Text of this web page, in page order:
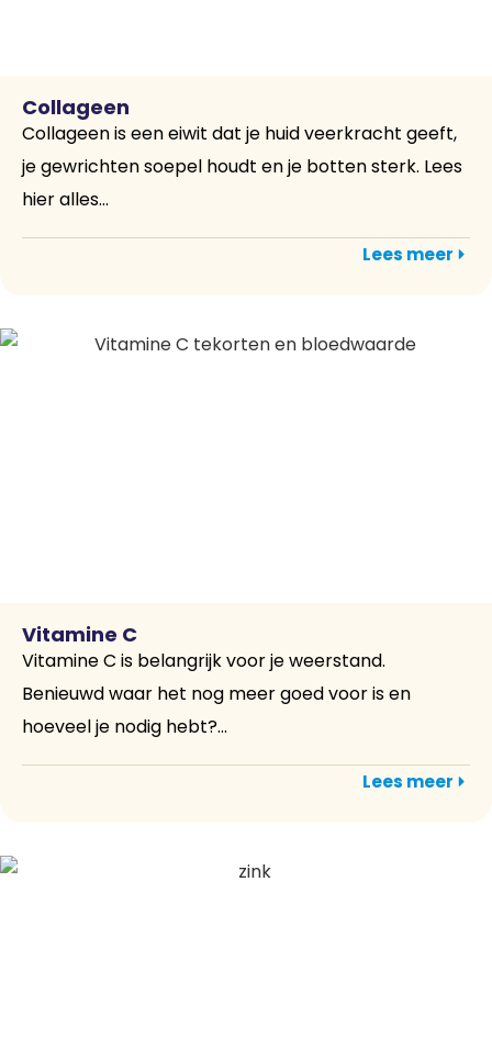
Collageen
Collageen is een eiwit dat je huid veerkracht geeft,
je gewrichten soepel houdt en je botten sterk. Lees
hier alles...
Lees meer
Vitamine C
Vitamine C is belangrijk voor je weerstand.
Benieuwd waar het nog meer goed voor is en
hoeveel je nodig hebt?...
Lees meer